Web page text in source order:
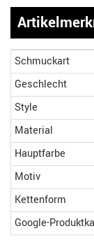
Schmuckart
Geschlecht
Style
Material
Hauptfarbe
Motiv
Kettenform
Google-